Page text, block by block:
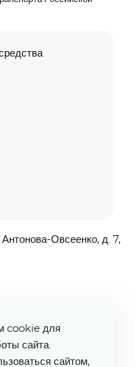
Овсеенко, д. 7,
cookie для
сайта.
сайтом,